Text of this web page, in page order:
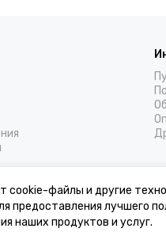
cookie-файлы и другие
предоставления лучшего
наших продуктов и услуг.